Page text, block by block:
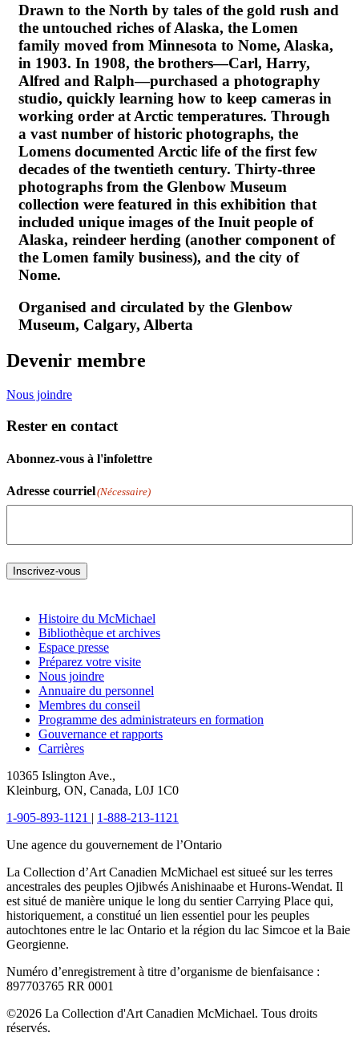
Drawn to the North by tales of the gold rush and
the untouched riches of Alaska, the Lomen
family moved from Minnesota to Nome, Alaska,
in 1903. In 1908, the brothers—Carl, Harry,
Alfred and Ralph—purchased a photography
studio, quickly learning how to keep cameras in
working order at Arctic temperatures. Through
a vast number of historic photographs, the
Lomens documented Arctic life of the first few
decades of the twentieth century. Thirty-three
photographs from the Glenbow Museum
collection were featured in this exhibition that
included unique images of the Inuit people of
Alaska, reindeer herding (another component of
the Lomen family business), and the city of
Nome.
Organised and circulated by the Glenbow
Museum, Calgary, Alberta
Devenir membre
Nous joindre
Rester en contact
Abonnez-vous à l'infolettre
Adresse courriel(Nécessaire)
Inscrivez-vous
Histoire du McMichael
Bibliothèque et archives
Espace presse
Préparez votre visite
Nous joindre
Annuaire du personnel
Membres du conseil
Programme des administrateurs en formation
Gouvernance et rapports
Carrières
10365 Islington Ave.,
Kleinburg, ON, Canada, L0J 1C0
1-905-893-1121 | 1-888-213-1121
Une agence du gouvernement de l’Ontario
La Collection d’Art Canadien McMichael est situeé sur les terres
ancestrales des peuples Ojibwés Anishinaabe et Hurons-Wendat. Il
est situé de manière unique le long du sentier Carrying Place qui,
historiquement, a constitué un lien essentiel pour les peuples
autochtones entre le lac Ontario et la région du lac Simcoe et la Baie
Georgienne.
Numéro d’enregistrement à titre d’organisme de bienfaisance :
897703765 RR 0001
©2026 La Collection d'Art Canadien McMichael. Tous droits
réservés.